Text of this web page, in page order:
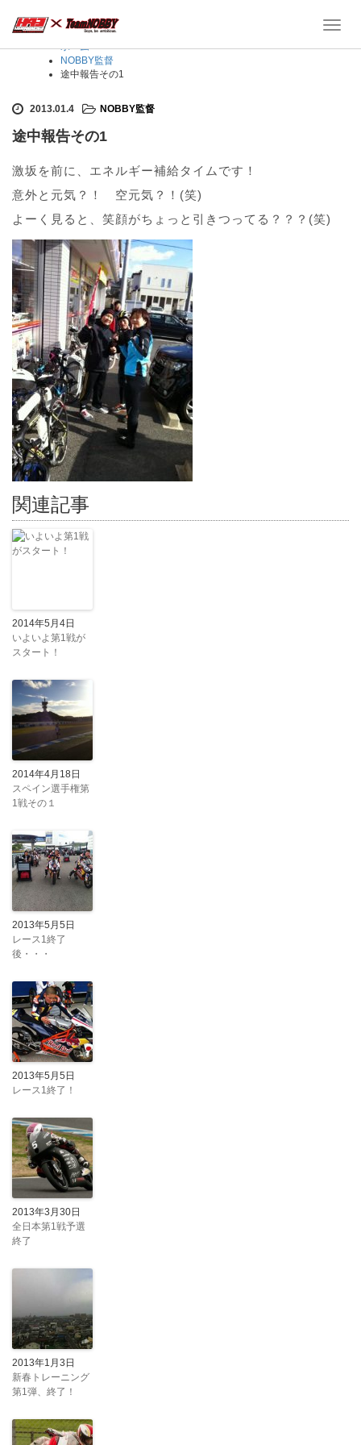
ホーム
NOBBY監督
途中報告その1
2013.01.4 NOBBY監督
途中報告その1
激坂を前に、エネルギー補給タイムです！
意外と元気？！ 空元気？！(笑)
よーく見ると、笑顔がちょっと引きつってる？？？(笑)
関連記事
2014年5月4日
いよいよ第1戦が
スタート！
2014年4月18日
スペイン選手権第
1戦その１
2013年5月5日
レース1終了
後・・・
2013年5月5日
レース1終了！
2013年3月30日
全日本第1戦予選
終了
2013年1月3日
新春トレーニング
第1弾、終了！